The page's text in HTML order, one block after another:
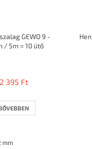
GEWO 9 -
/ 5m = 10 ütő
2 395 Ft
mm